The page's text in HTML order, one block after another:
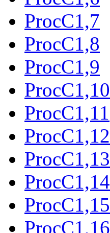
ProcC1,7
ProcC1,8
ProcC1,9
ProcC1,10
ProcC1,11
ProcC1,12
ProcC1,13
ProcC1,14
ProcC1,15
ProcC1,16